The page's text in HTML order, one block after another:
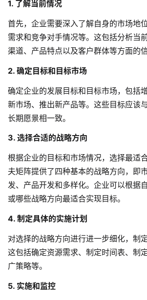
1. 了解当前情况
首先，企业需要深入了解自身的市场地
需求和竞争对手情况等。这包括分析当
渠道、产品特点以及客户群体等方面的信
2. 确定目标和目标市场
确定企业的发展目标和目标市场，包括
新市场、推出新产品等。这些目标应该
长期愿景相一致。
3. 选择合适的战略方向
根据企业的目标和市场情况，选择最适
夫矩阵提供了四种基本的战略方向，即
发、产品开发和多样化。企业可以根据
或哪些战略方向最适合实现目标。
4. 制定具体的实施计划
对选择的战略方向进行进一步细化，制
这包括确定资源需求、制定时间表、制
广策略等。
5. 实施和监控